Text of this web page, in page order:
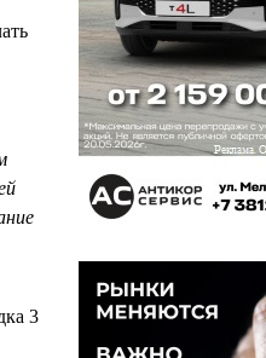
3